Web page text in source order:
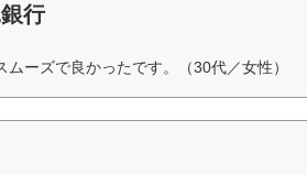
行
ーズで良かったです。（30代／女性）